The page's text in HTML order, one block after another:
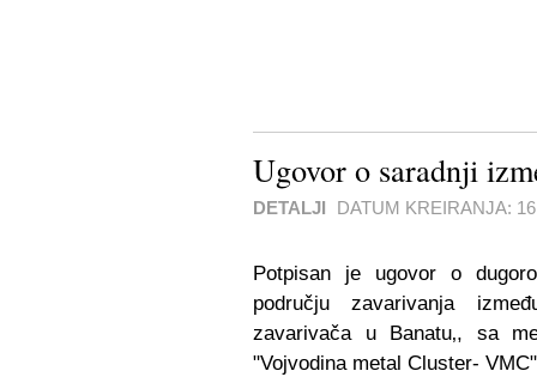
Ugovor o saradnji
DETALJI DATUM KREIRANJA:
Potpisan je ugovor o
području zavarivanja
zavarivača u Banatu‚, sa
"Vojvodina metal Cluster-